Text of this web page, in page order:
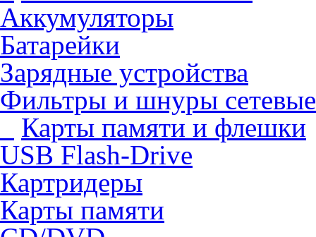
Аккумуляторы
Батарейки
Зарядные устройства
Фильтры и шнуры сетевые
Карты памяти и флешки
USB Flash-Drive
Картридеры
Карты памяти